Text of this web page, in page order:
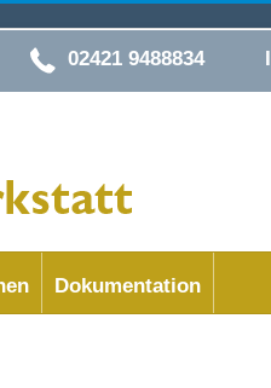
02421 9488834
Dokumentation